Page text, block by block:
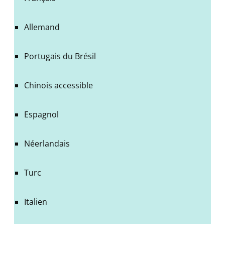
Allemand
Portugais du Brésil
Chinois accessible
Espagnol
Néerlandais
Turc
Italien